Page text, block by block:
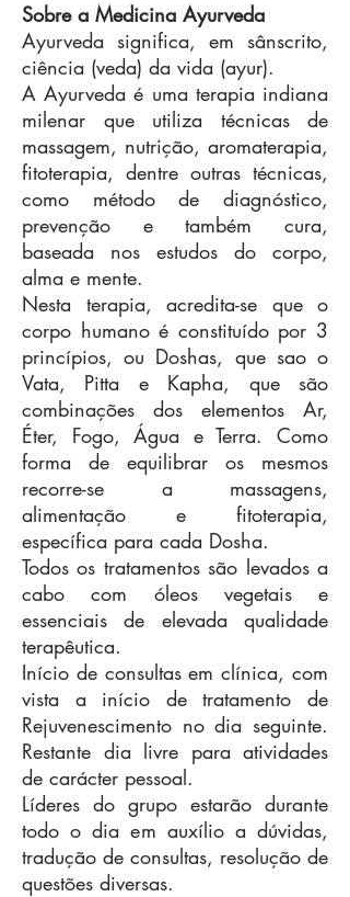
Sobre a Medicina Ayurveda
Ayurveda significa, em sânscrito,
ciência (veda) da vida (ayur).
A Ayurveda é uma terapia indiana
milenar que utiliza técnicas de
massagem, nutrição, aromaterapia,
fitoterapia, dentre outras técnicas,
como método de diagnóstico,
prevenção e também cura,
baseada nos estudos do corpo,
alma e mente.
Nesta terapia, acredita-se que o
corpo humano é constituído por 3
princípios, ou Doshas, que sao o
Vata, Pitta e Kapha, que são
combinações dos elementos Ar,
Éter, Fogo, Água e Terra. Como
forma de equilibrar os mesmos
recorre-se a massagens,
alimentação e fitoterapia,
específica para cada Dosha.
Todos os tratamentos são levados a
cabo com óleos vegetais e
essenciais de elevada qualidade
terapêutica.
Início de consultas em clínica, com
vista a início de tratamento de
Rejuvenescimento no dia seguinte.
Restante dia livre para atividades
de carácter pessoal.
Líderes do grupo estarão durante
todo o dia em auxílio a dúvidas,
tradução de consultas, resolução de
questões diversas.